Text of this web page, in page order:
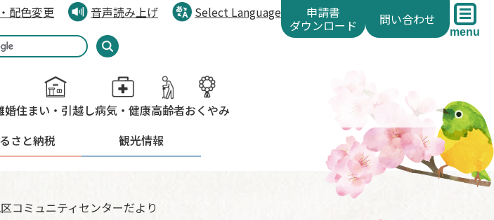
配色変更 音声読み上げ
Select Language
申請書
ダウンロード 問い合わせ
menu
婚住まい・引越し病気・健康高齢者おくやみ
さと納税 観光情報
コミュニティセンターだより